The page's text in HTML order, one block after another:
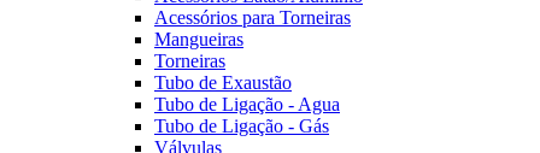
Acessórios para Torneiras
Mangueiras
Torneiras
Tubo de Exaustão
Tubo de Ligação - Agua
Tubo de Ligação - Gás
Válvulas